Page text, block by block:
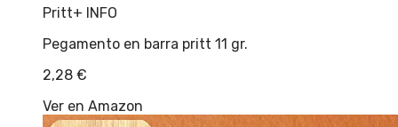
Pritt+ INFO
Pegamento en barra pritt 11 gr.
2,28 €
Ver en Amazon